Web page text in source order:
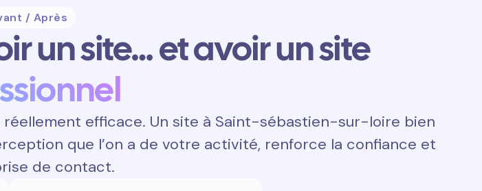
/ Après
un site… et avoir un site
efficace. Un site à Saint-sébastien-sur-loire bien
que l’on a de votre activité, renforce la confiance et
de contact.